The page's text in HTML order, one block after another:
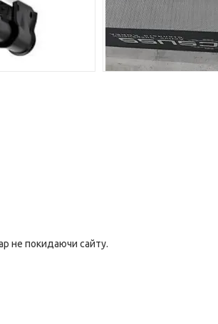
не покидаючи сайту.